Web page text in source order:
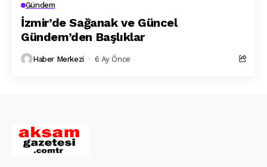
Gündem
İzmir’de Sağanak ve Güncel
Gündem’den Başlıklar
Haber Merkezi 6 Ay Önce